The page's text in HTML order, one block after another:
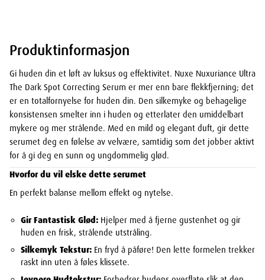
Produktinformasjon
Gi huden din et løft av luksus og effektivitet. Nuxe Nuxuriance Ultra
The Dark Spot Correcting Serum er mer enn bare flekkfjerning; det
er en totalfornyelse for huden din. Den silkemyke og behagelige
konsistensen smelter inn i huden og etterlater den umiddelbart
mykere og mer strålende. Med en mild og elegant duft, gir dette
serumet deg en følelse av velvære, samtidig som det jobber aktivt
for å gi deg en sunn og ungdommelig glød.
Hvorfor du vil elske dette serumet
En perfekt balanse mellom effekt og nytelse.
Gir Fantastisk Glød: Hjelper med å fjerne gustenhet og gir
huden en frisk, strålende utstråling.
Silkemyk Tekstur: En fryd å påføre! Den lette formelen trekker
raskt inn uten å føles klissete.